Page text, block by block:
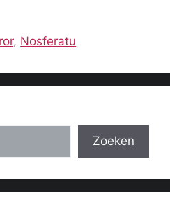
, Nosferatu
Zoeken